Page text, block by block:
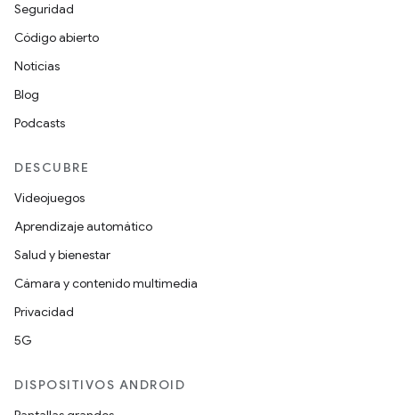
Seguridad
Código abierto
Noticias
Blog
Podcasts
DESCUBRE
Videojuegos
Aprendizaje automático
Salud y bienestar
Cámara y contenido multimedia
Privacidad
5G
DISPOSITIVOS ANDROID